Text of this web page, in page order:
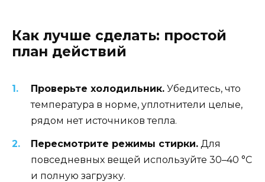
Как лучше сделать: простой
план действий
Проверьте холодильник. Убедитесь, что
температура в норме, уплотнители целые,
рядом нет источников тепла.
Пересмотрите режимы стирки. Для
повседневных вещей используйте 30–40 °C
и полную загрузку.